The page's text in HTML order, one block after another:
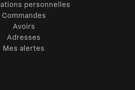
personnelles
Commandes
Avoirs
Adresses
Mes alertes